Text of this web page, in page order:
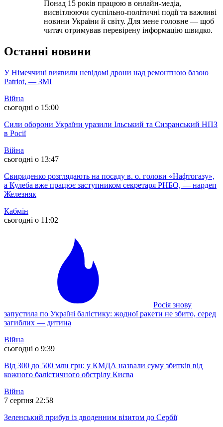
Понад 15 років працюю в онлайн-медіа,
висвітлюючи суспільно-політичні події та важливі
новини України й світу. Для мене головне — щоб
читач отримував перевірену інформацію швидко.
Останні новини
У Німеччині виявили невідомі дрони над ремонтною базою
Patriot, — ЗМІ
Війна
сьогодні о 15:00
Сили оборони України уразили Ільський та Сизранський НПЗ
в Росії
Війна
сьогодні о 13:47
Свириденко розглядають на посаду в. о. голови «Нафтогазу»,
а Кулеба вже працює заступником секретаря РНБО, — нардеп
Железняк
Кабмін
сьогодні о 11:02
Росія знову
запустила по Україні балістику: жодної ракети не збито, серед
загиблих — дитина
Війна
сьогодні о 9:39
Від 300 до 500 млн грн: у КМДА назвали суму збитків від
кожного балістичного обстрілу Києва
Війна
7 серпня 22:58
Зеленський прибув із дводенним візитом до Сербії